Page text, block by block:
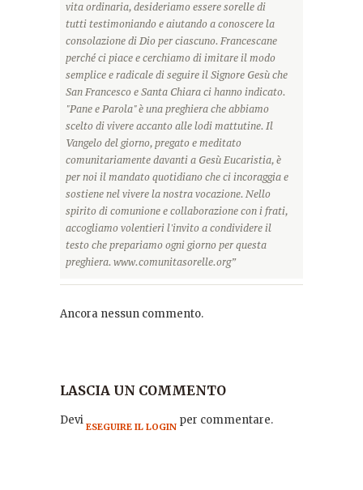
vita ordinaria, desideriamo essere sorelle di
tutti testimoniando e aiutando a conoscere la
consolazione di Dio per ciascuno. Francescane
perché ci piace e cerchiamo di imitare il modo
semplice e radicale di seguire il Signore Gesù che
San Francesco e Santa Chiara ci hanno indicato.
"Pane e Parola" è una preghiera che abbiamo
scelto di vivere accanto alle lodi mattutine. Il
Vangelo del giorno, pregato e meditato
comunitariamente davanti a Gesù Eucaristia, è
per noi il mandato quotidiano che ci incoraggia e
sostiene nel vivere la nostra vocazione. Nello
spirito di comunione e collaborazione con i frati,
accogliamo volentieri l'invito a condividere il
testo che prepariamo ogni giorno per questa
preghiera. www.comunitasorelle.org”
Ancora nessun commento.
LASCIA UN COMMENTO
Devi ESEGUIRE IL LOGIN per commentare.